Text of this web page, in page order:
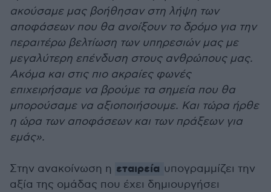
ακούσαμε μας βοήθησαν στη λήψη των
αποφάσεων που θα ανοίξουν το δρόμο για την
περαιτέρω βελτίωση των υπηρεσιών μας με
μεγαλύτερη επένδυση στους ανθρώπους μας.
Ακόμα και στις πιο ακραίες φωνές
επιχειρήσαμε να βρούμε τα σημεία που θα
μπορούσαμε να αξιοποιήσουμε. Και τώρα ήρθε
η ώρα των αποφάσεων και των πράξεων για
εμάς».
Στην ανακοίνωση η εταιρεία υπογραμμίζει την
αξία της ομάδας που έχει δημιουργήσει